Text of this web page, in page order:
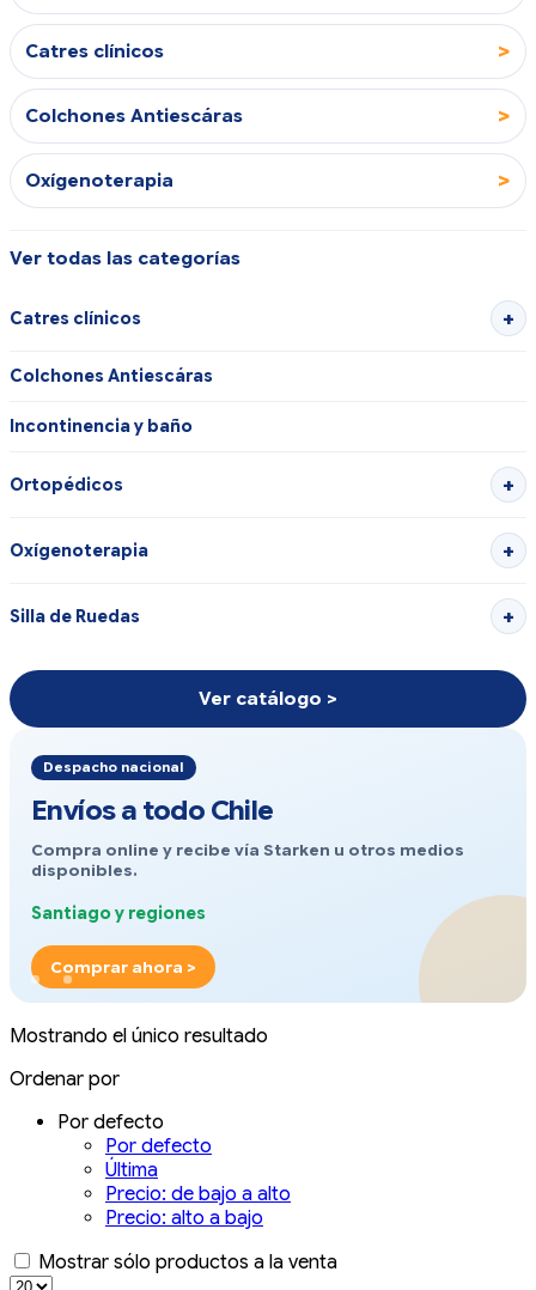
Catres clínicos >
Colchones Antiescáras >
Oxígenoterapia >
Ver todas las categorías
Catres clínicos
Colchones Antiescáras
Incontinencia y baño
Ortopédicos
Oxígenoterapia
Silla de Ruedas
Ver catálogo >
Despacho nacional
Envíos a todo Chile
Compra online y recibe vía Starken u otros medios
disponibles.
Santiago y regiones
Comprar ahora >
Mostrando el único resultado
Ordenar por
Por defecto
Por defecto
Última
Precio: de bajo a alto
Precio: alto a bajo
Mostrar sólo productos a la venta